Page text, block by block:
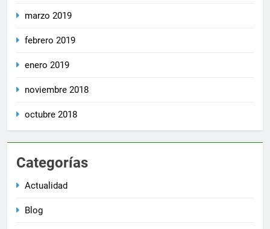
marzo 2019
febrero 2019
enero 2019
noviembre 2018
octubre 2018
Categorías
Actualidad
Blog